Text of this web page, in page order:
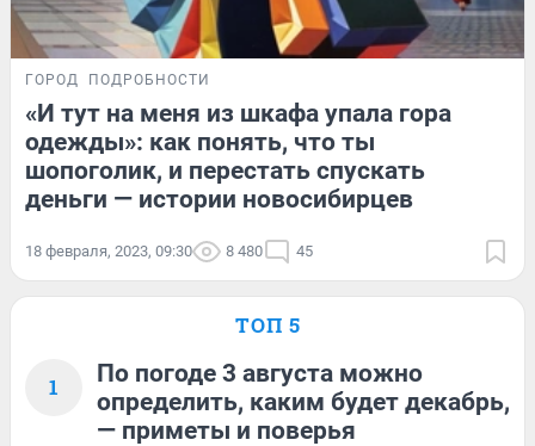
ГОРОД ПОДРОБНОСТИ
«И тут на меня из шкафа упала гора
одежды»: как понять, что ты
шопоголик, и перестать спускать
деньги — истории новосибирцев
18 февраля, 2023, 09:30 8 480 45
ТОП 5
1
По погоде 3 августа можно
определить, каким будет декабрь,
— приметы и поверья